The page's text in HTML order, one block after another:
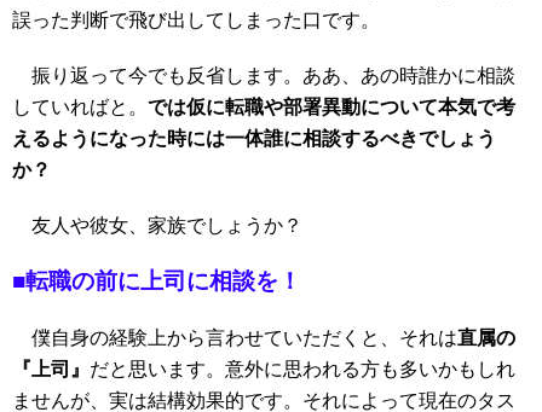
誤った判断で飛び出してしまった口です。
振り返って今でも反省します。ああ、あの時誰かに相談
していればと。 では仮に転職や部署異動について本気で考
えるようになった時には一体誰に相談するべきでしょう
か？
友人や彼女、家族でしょうか？
■転職の前に上司に相談を！
僕自身の経験上から言わせていただくと、それは直属の
『上司』 だと思います。意外に思われる方も多いかもしれ
ませんが、実は結構効果的です。それによって現在のタス